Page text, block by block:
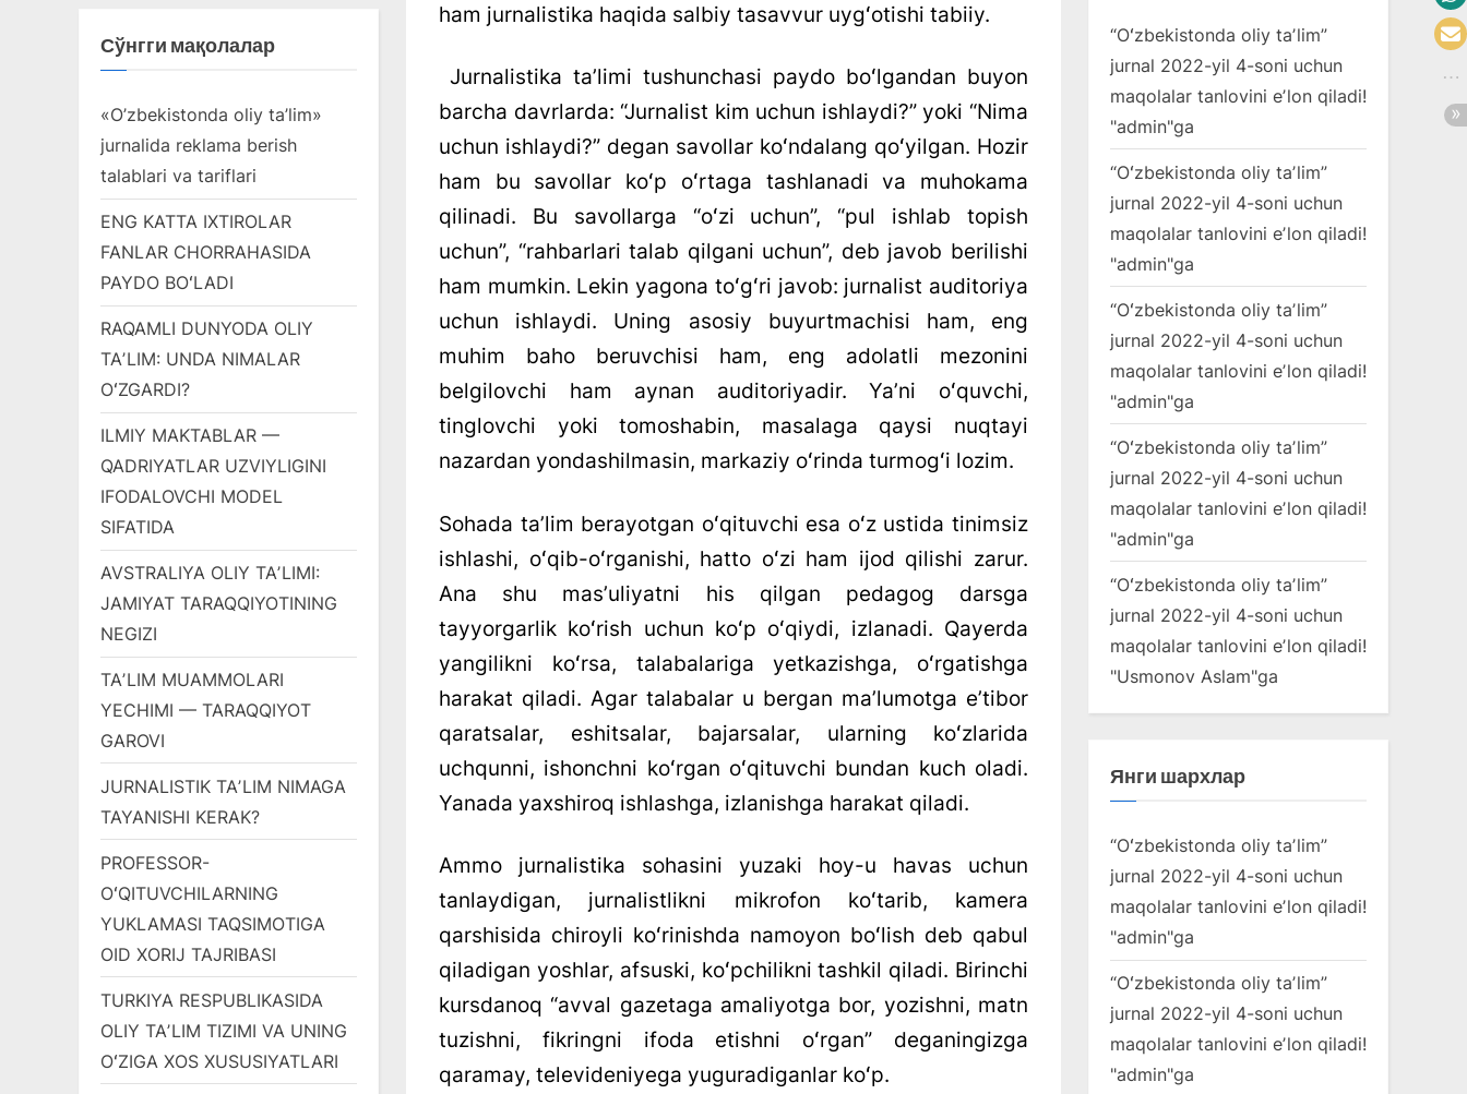
ham jurnalistika haqida salbiy tasavvur uygʻotishi tabiiy.
Jurnalistika taʼlimi tushunchasi paydo boʻlgandan buyon
barcha davrlarda: “Jurnalist kim uchun ishlaydi?” yoki “Nima
uchun ishlaydi?” degan savollar koʻndalang qoʻyilgan. Hozir
ham bu savollar koʻp oʻrtaga tashlanadi va muhokama
qilinadi. Bu savollarga “oʻzi uchun”, “pul ishlab topish
uchun”, “rahbarlari talab qilgani uchun”, deb javob berilishi
ham mumkin. Lekin yagona toʻgʻri javob: jurnalist auditoriya
uchun ishlaydi. Uning asosiy buyurtmachisi ham, eng
muhim baho beruvchisi ham, eng adolatli mezonini
belgilovchi ham aynan auditoriyadir. Yaʼni oʻquvchi,
tinglovchi yoki tomoshabin, masalaga qaysi nuqtayi
nazardan yondashilmasin, markaziy oʻrinda turmogʻi lozim.
Sohada taʼlim berayotgan oʻqituvchi esa oʻz ustida tinimsiz
ishlashi, oʻqib-oʻrganishi, hatto oʻzi ham ijod qilishi zarur.
Ana shu masʼuliyatni his qilgan pedagog darsga
tayyorgarlik koʻrish uchun koʻp oʻqiydi, izlanadi. Qayerda
yangilikni koʻrsa, talabalariga yetkazishga, oʻrgatishga
harakat qiladi. Agar talabalar u bergan maʼlumotga eʼtibor
qaratsalar, eshitsalar, bajarsalar, ularning koʻzlarida
uchqunni, ishonchni koʻrgan oʻqituvchi bundan kuch oladi.
Yanada yaxshiroq ishlashga, izlanishga harakat qiladi.
Ammo jurnalistika sohasini yuzaki hoy-u havas uchun
tanlaydigan, jurnalistlikni mikrofon koʻtarib, kamera
qarshisida chiroyli koʻrinishda namoyon boʻlish deb qabul
qiladigan yoshlar, afsuski, koʻpchilikni tashkil qiladi. Birinchi
kursdanoq “avval gazetaga amaliyotga bor, yozishni, matn
tuzishni, fikringni ifoda etishni oʻrgan” deganingizga
qaramay, televideniyega yuguradiganlar koʻp.
Сўнгги мақолалар
«O’zbekistonda oliy ta’lim»
jurnalida reklama berish
talablari va tariflari
ENG KATTA IXTIROLAR
FANLAR CHORRAHASIDA
PAYDO BOʻLADI
RAQAMLI DUNYODA OLIY
TAʼLIM: UNDA NIMALAR
OʻZGARDI?
ILMIY MAKTABLAR —
QADRIYATLAR UZVIYLIGINI
IFODALOVCHI MODEL
SIFATIDA
AVSTRALIYA OLIY TAʼLIMI:
JAMIYAT TARAQQIYOTINING
NEGIZI
TAʼLIM MUAMMOLARI
YECHIMI — TARAQQIYOT
GAROVI
JURNALISTIK TAʼLIM NIMAGA
TAYANISHI KERAK?
PROFESSOR-
OʻQITUVCHILARNING
YUKLAMASI TAQSIMOTIGA
OID XORIJ TAJRIBASI
TURKIYA RESPUBLIKASIDA
OLIY TAʼLIM TIZIMI VA UNING
OʻZIGA XOS XUSUSIYATLARI
“Oʻzbekistonda oliy taʼlim”
jurnal 2022-yil 4-soni uchun
maqolalar tanlovini eʼlon qiladi!
"admin"ga
“Oʻzbekistonda oliy taʼlim”
jurnal 2022-yil 4-soni uchun
maqolalar tanlovini eʼlon qiladi!
"admin"ga
“Oʻzbekistonda oliy taʼlim”
jurnal 2022-yil 4-soni uchun
maqolalar tanlovini eʼlon qiladi!
"admin"ga
“Oʻzbekistonda oliy taʼlim”
jurnal 2022-yil 4-soni uchun
maqolalar tanlovini eʼlon qiladi!
"admin"ga
“Oʻzbekistonda oliy taʼlim”
jurnal 2022-yil 4-soni uchun
maqolalar tanlovini eʼlon qiladi!
"Usmonov Aslam"ga
Янги шархлар
“Oʻzbekistonda oliy taʼlim”
jurnal 2022-yil 4-soni uchun
maqolalar tanlovini eʼlon qiladi!
"admin"ga
“Oʻzbekistonda oliy taʼlim”
jurnal 2022-yil 4-soni uchun
maqolalar tanlovini eʼlon qiladi!
"admin"ga